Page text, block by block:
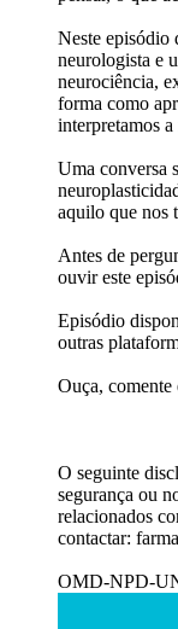
Neste episódio
neurologista e
neurociência,
forma como
interpretamos a
Uma conversa
aquilo que nos
Antes de
ouvir este
Episódio
outras
Ouça, comente
O seguinte
segurança ou
relacionados
contactar:
OMD-NPD-